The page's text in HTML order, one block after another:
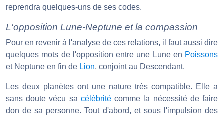
reprendra quelques-uns de ses codes.
L'opposition Lune-Neptune et la compassion
Pour en revenir à l'analyse de ces relations, il faut aussi dire
quelques mots de l'opposition entre une Lune en Poissons
et Neptune en fin de Lion, conjoint au Descendant.
Les deux planètes ont une nature très compatible. Elle a
sans doute vécu sa célébritécomme la nécessité de faire
don de sa personne. Tout d'abord, et sous l'impulsion des